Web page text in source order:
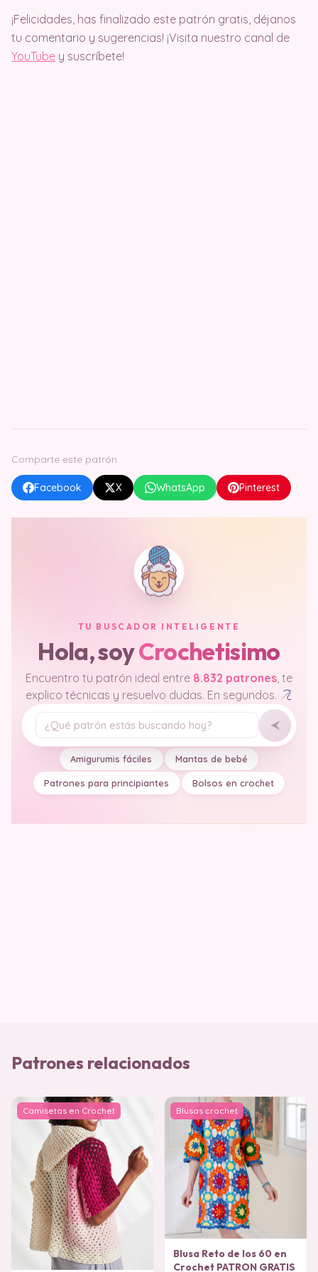
¡Felicidades, has finalizado este patrón gratis, déjanos
tu comentario y sugerencias! ¡Visita nuestro canal de
YouTube y suscríbete!
Comparte este patrón
Facebook X WhatsApp Pinterest
TU BUSCADOR INTELIGENTE
Hola, soyCrochetisimo
Encuentro tu patrón ideal entre 8.832 patrones, te
explico técnicas y resuelvo dudas. En segundos.
Tu pregunta
Amigurumis fáciles Mantas de bebé
Patrones para principiantes Bolsos en crochet
Patrones relacionados
Camisetas en Crochet Blusas crochet
Blusa Reto de los 60 en
Crochet PATRON GRATIS